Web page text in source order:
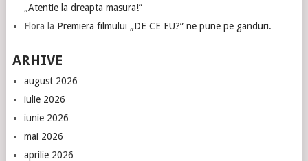
„Atentie la dreapta masura!”
Flora la Premiera filmului „DE CE EU?” ne pune pe ganduri.
ARHIVE
august 2026
iulie 2026
iunie 2026
mai 2026
aprilie 2026